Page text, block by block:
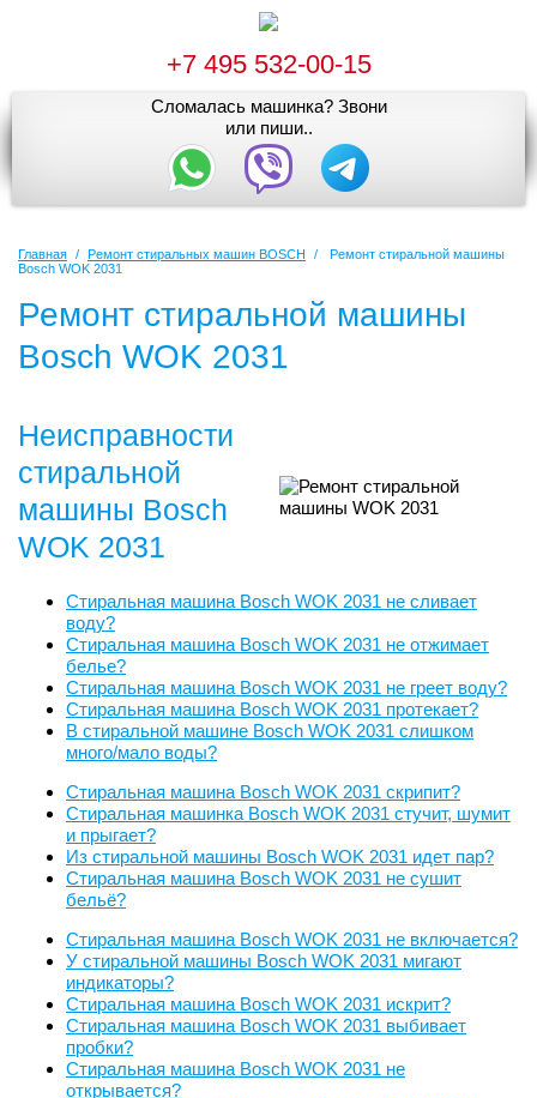
+7 495 532-00-15
Сломалась машинка? Звони
или пиши..
Главная / Ремонт стиральных машин BOSCH /
Ремонт стиральной машины
Bosch WOK 2031
Ремонт стиральной машины
Bosch WOK 2031
Неисправности
стиральной
машины Bosch
WOK 2031
Стиральная машина Bosch WOK 2031 не сливает
воду?
Стиральная машина Bosch WOK 2031 не отжимает
белье?
Стиральная машина Bosch WOK 2031 не греет воду?
Стиральная машина Bosch WOK 2031 протекает?
В стиральной машине Bosch WOK 2031 слишком
много/мало воды?
Стиральная машина Bosch WOK 2031 скрипит?
Стиральная машинка Bosch WOK 2031 стучит, шумит
и прыгает?
Из стиральной машины Bosch WOK 2031 идет пар?
Стиральная машина Bosch WOK 2031 не сушит
бельё?
Стиральная машина Bosch WOK 2031 не включается?
У стиральной машины Bosch WOK 2031 мигают
индикаторы?
Стиральная машина Bosch WOK 2031 искрит?
Стиральная машина Bosch WOK 2031 выбивает
пробки?
Стиральная машина Bosch WOK 2031 не
открывается?